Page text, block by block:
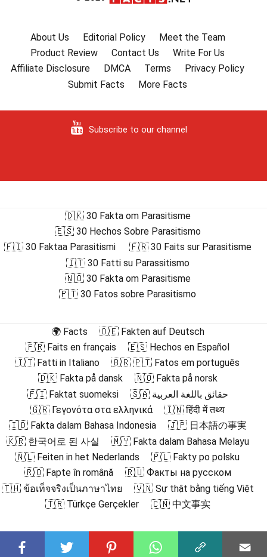
About Us Editorial Policy
Meet the Team
Product Review
Contact Us
Write For Us
Affiliate Disclosure
DMCA Terms
Privacy Policy
Submit Facts
More Facts
Subscribe to our channel
🇩🇰 30 Fakta om Parasitisme
🇪🇸 30 Hechos Sobre Parasitismo
🇫🇮 30 Faktaa Parasitismi
🇫🇷 30 Faits sur Parasitisme
🇮🇹 30 Fatti su Parassitismo
🇳🇴 30 Fakta om Parasitisme
🇵🇹 30 Fatos sobre Parasitismo
🌍 Facts
🇩🇪 Fakten auf Deutsch
🇫🇷 Faits en français
🇪🇸 Hechos en Español
🇮🇹 Fatti in Italiano
🇧🇷 🇵🇹 Fatos em português
🇩🇰 Fakta på dansk
🇳🇴 Fakta på norsk
🇫🇮 Faktat suomeksi
🇸🇦 حقائق باللغة العربية
🇬🇷 Γεγονότα στα ελληνικά
🇮🇳 हिंदी में तथ्य
🇮🇩 Fakta dalam Bahasa Indonesia
🇯🇵 日本語の事実
🇰🇷 한국어로 된 사실
🇲🇾 Fakta dalam Bahasa Melayu
🇳🇱 Feiten in het Nederlands
🇵🇱 Fakty po polsku
🇷🇴 Fapte în română
🇷🇺 Факты на русском
🇹🇭 ข้อเท็จจริงเป็นภาษาไทย
🇻🇳 Sự thật bằng tiếng Việt
🇹🇷 Türkçe Gerçekler
🇨🇳 中文事实